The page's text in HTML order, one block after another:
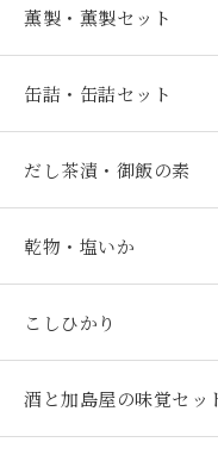
薫製・薫製セット
缶詰・缶詰セット
だし茶漬・御飯の素
乾物・塩いか
こしひかり
酒と加島屋の味覚セッ